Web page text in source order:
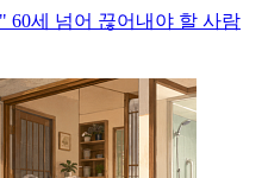
60세 넘어 끊어내야 할 사람